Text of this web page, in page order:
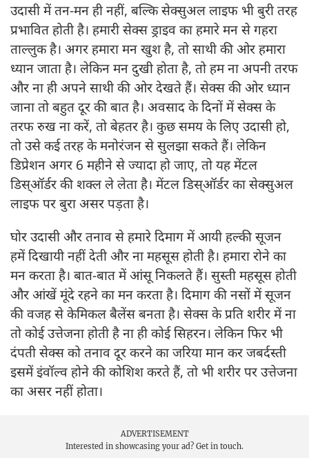
उदासी में तन-मन ही नहीं, बल्कि सेक्सुअल लाइफ भी बुरी तरह
प्रभावित होती है। हमारी सेक्स ड्राइव का हमारे मन से गहरा
ताल्लुक है। अगर हमारा मन खुश है, तो साथी की ओर हमारा
ध्यान जाता है। लेकिन मन दुखी होता है, तो हम ना अपनी तरफ
और ना ही अपने साथी की ओर देखते हैं। सेक्स की ओर ध्यान
जाना तो बहुत दूर की बात है। अवसाद के दिनाें में सेक्स के
तरफ रुख ना करें, तो बेहतर है। कुछ समय के लिए उदासी हो,
तो उसे कई तरह के मनोरंजन से सुलझा सकते हैं। लेकिन
डिप्रेशन अगर 6 महीने से ज्यादा हो जाए, तो यह मेंटल
डिस्ऑर्डर की शक्ल ले लेता है। मेंटल डिस्ऑर्डर का सेक्सुअल
लाइफ पर बुरा असर पड़ता है।
घोर उदासी और तनाव से हमारे दिमाग में आयी हल्की सूजन
हमें दिखायी नहीं देती और ना महसूस होती है। हमारा रोने का
मन करता है। बात-बात में आंसू निकलते हैं। सुस्ती महसूस होती
और आंखें मूंदे रहने का मन करता है। दिमाग की नसों में सूजन
की वजह से केमिकल बैलेंस बनता है। सेक्स के प्रति शरीर में ना
तो कोई उत्तेजना होती है ना ही कोई सिहरन। लेकिन फिर भी
दंपती सेक्स को तनाव दूर करने का जरिया मान कर जबर्दस्ती
इसमें इंवॉल्व होने की कोशिश करते हैं, तो भी शरीर पर उत्तेजना
का असर नहीं होता।
ADVERTISEMENT
Interested in showcasing your ad? Get in touch.